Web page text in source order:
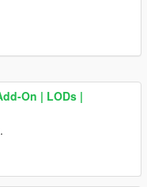
On | LODs |